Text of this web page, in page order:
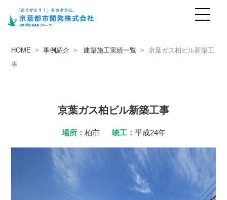
事例紹介
HOME >事例紹介 >建築施工実績一覧 > 京葉ガス柏ビル新築工
事
京葉ガス柏ビル新築工事
場所： 柏市 竣工： 平成24年